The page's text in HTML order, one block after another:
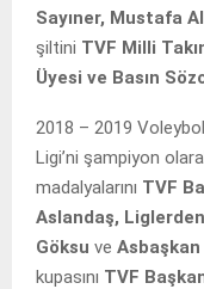
Sayıner, Mustafa
şiltini TVF Milli
Üyesi ve Basın
2018 – 2019
Ligi’ni şampiyon
madalyalarını TVF
Aslandaş,
Göksu ve
kupasını TVF